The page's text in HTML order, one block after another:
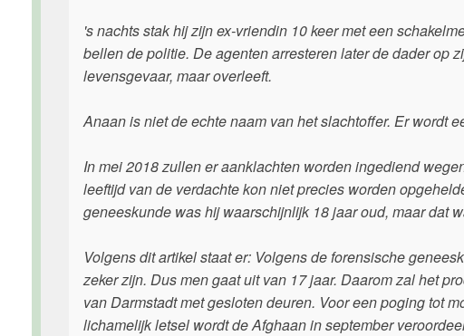
's nachts stak hij zijn ex-vriendin 10 keer met een
bellen de politie. De agenten arresteren later de dader op
levensgevaar, maar overleeft.
Anaan is niet de echte naam van het slachtoffer. Er wordt
In mei 2018 zullen er aanklachten worden ingediend
leeftijd van de verdachte kon niet precies worden
geneeskunde was hij waarschijnlijk 18 jaar oud, maar dat
Volgens dit artikel staat er: Volgens de forensische
zeker zijn. Dus men gaat uit van 17 jaar. Daarom zal het
van Darmstadt met gesloten deuren. Voor een poging tot
lichamelijk letsel wordt de Afghaan in september